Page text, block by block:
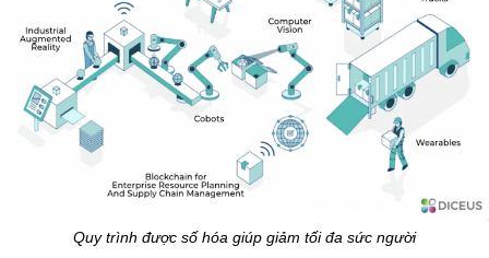
Quy trình được số hóa giúp giảm tối đa sức người